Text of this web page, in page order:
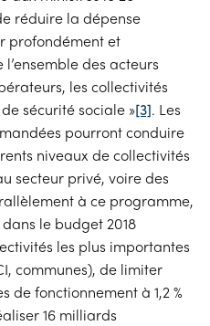
réduire la dépense
profondément et
des acteurs
les collectivités
sécurité sociale »[3]. Les
pourront conduire
niveaux de collectivités
secteur privé, voire des
à ce programme,
le budget 2018
les plus importantes
communes), de limiter
de fonctionnement à 1,2 %
16 milliards